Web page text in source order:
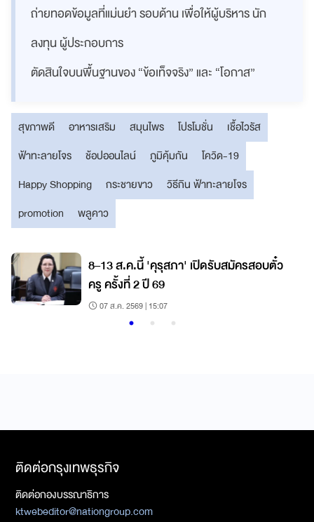
ถ่ายทอดข้อมูลที่แม่นยำ รอบด้าน เพื่อให้ผู้บริหาร นัก
ลงทุน ผู้ประกอบการ
ตัดสินใจบนพื้นฐานของ “ข้อเท็จจริง” และ “โอกาส”
สุขภาพดี อาหารเสริม สมุนไพร โปรโมชั่น
เชื้อไวรัส
ฟ้าทะลายโจร
ช้อปออนไลน์ ภูมิคุ้มกัน
โควิด-19
Happy Shopping
กระชายขาว
วิธีกิน ฟ้าทะลายโจร
promotion
พลูคาว
8–13 ส.ค.นี้ 'คุรุสภา' เปิดรับสมัครสอบตั๋ว
ครู ครั้งที่ 2 ปี 69
07 ส.ค. 2569 | 15:07
ติดต่อกรุงเทพธุรกิจ
ติดต่อกองบรรณาธิการ
ktwebeditor@nationgroup.com